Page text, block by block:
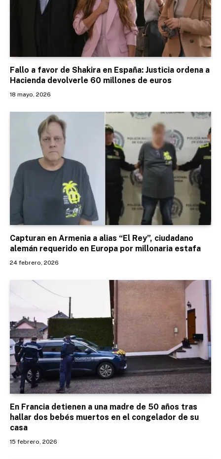
Fallo a favor de Shakira en España: Justicia ordena a
Hacienda devolverle 60 millones de euros
18 mayo, 2026
Capturan en Armenia a alias “El Rey”, ciudadano
alemán requerido en Europa por millonaria estafa
24 febrero, 2026
En Francia detienen a una madre de 50 años tras
hallar dos bebés muertos en el congelador de su
casa
15 febrero, 2026